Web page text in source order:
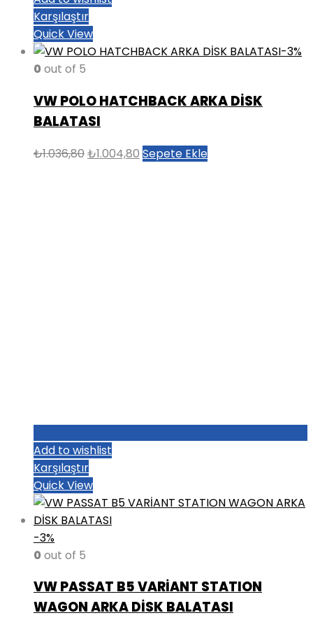
Karşılaştır
Quick View
-3%
0 out of 5
VW POLO HATCHBACK ARKA DİSK
BALATASI
₺1.036,80Orijinal
₺1.004,80 Şu
Sepete Ekle
Add to wishlist
Karşılaştır
Quick View
-3%
0 out of 5
VW PASSAT B5 VARİANT STATION
WAGON ARKA DİSK BALATASI